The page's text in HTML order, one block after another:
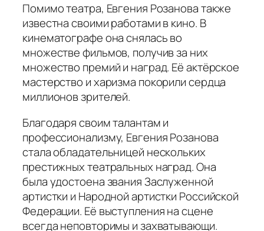
Помимо театра, Евгения Розанова также
известна своими работами в кино. В
кинематографе она снялась во
множестве фильмов, получив за них
множество премий и наград. Её актёрское
мастерство и харизма покорили сердца
миллионов зрителей.
Благодаря своим талантам и
профессионализму, Евгения Розанова
стала обладательницей нескольких
престижных театральных наград. Она
была удостоена звания Заслуженной
артистки и Народной артистки Российской
Федерации. Её выступления на сцене
всегда неповторимы и захватывающи.